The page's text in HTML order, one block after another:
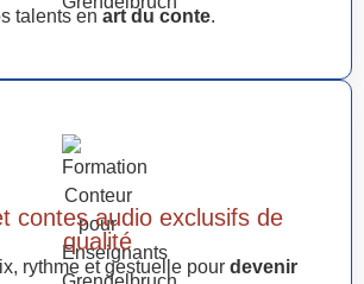
talents en art du conte.
contes audio exclusifs de
qualité
rythme et gestuelle pour devenir